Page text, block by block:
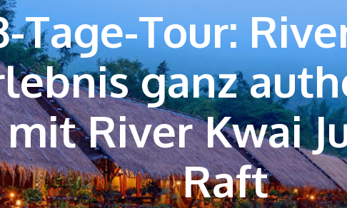
Tage-Tour:
ganz
mit River Kwai
Raft